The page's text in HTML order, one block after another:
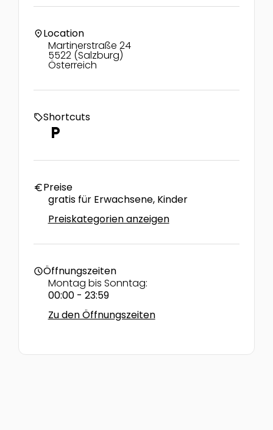
location_onLocation
Martinerstraße 24
5522 (Salzburg)
Österreich
local_offerShortcuts
local_parking
euroPreise
gratis für Erwachsene, Kinder
Preiskategorien anzeigen
scheduleÖffnungszeiten
Montag bis Sonntag:
00:00 - 23:59
Zu den Öffnungszeiten